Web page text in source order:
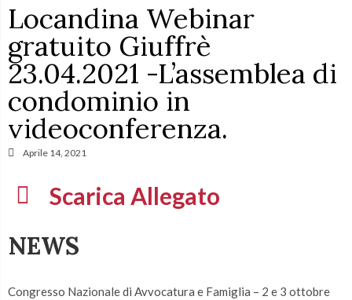
Locandina Webinar
gratuito Giuffrè
23.04.2021 -L’assemblea di
condominio in
videoconferenza.
Aprile 14, 2021
Scarica Allegato
NEWS
Congresso Nazionale di Avvocatura e Famiglia – 2 e 3 ottobre